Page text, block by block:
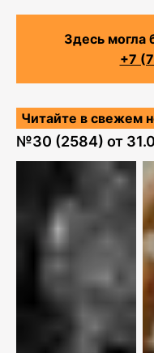
Здесь могла
+7
Читайте в свежем
№30 (2584) от